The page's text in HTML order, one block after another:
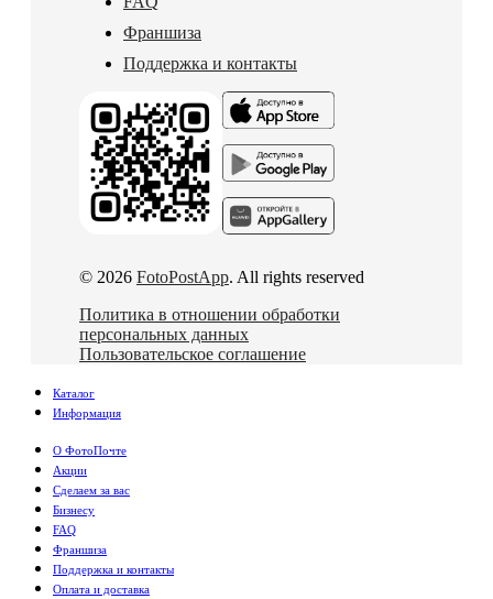
Франшиза
Поддержка и контакты
© 2026 FotoPostApp. All rights reserved
Политика в отношении обработки
персональных данных
Пользовательское соглашение
Каталог
Информация
О ФотоПочте
Акции
Сделаем за вас
Бизнесу
FAQ
Франшиза
Поддержка и контакты
Оплата и доставка